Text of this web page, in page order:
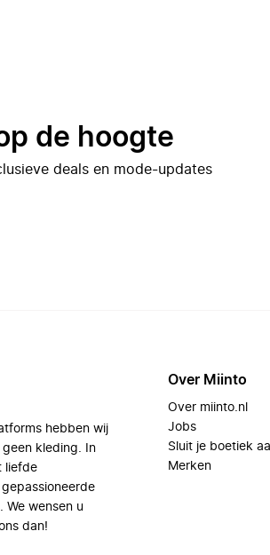
de hoogte
deals en mode-updates
hebben wij
kleding. In
liefde
wensen u
dan!
Over Miinto
Over miinto.nl
Jobs
Sluit je boetiek
Merken